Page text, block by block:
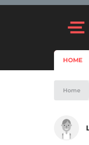
HOME
Home